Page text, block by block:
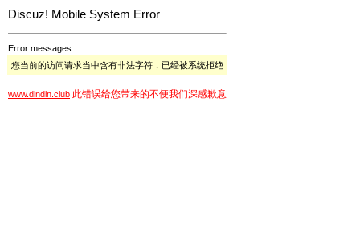
Discuz! Mobile System Error
Error messages:
您当前的访问请求当中含有非法字符，已经被系统拒绝
www.dindin.club 此错误给您带来的不便我们深感歉意